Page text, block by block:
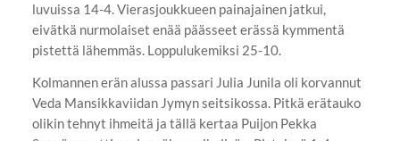
luvuissa 14-4. Vierasjoukkueen painajainen jatkui,
eivätkä nurmolaiset enää päässeet erässä kymmentä
pistettä lähemmäs. Loppulukemiksi 25-10.
Kolmannen erän alussa passari Julia Junila oli korvannut
Veda Mansikkaviidan Jymyn seitsikossa. Pitkä erätauko
olikin tehnyt ihmeitä ja tällä kertaa Puijon Pekka